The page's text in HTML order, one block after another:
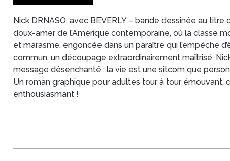
Nick DRNASO, avec BEVERLY– bande dessinée au titre
doux-amer de l’Amérique contemporaine, où la classe
et marasme, engoncée dans un paraître qui l’empêche
commun, un découpage extraordinairement maîtrisé,
message désenchanté : la vie est une sitcom que
Un roman graphique pour adultes tour à tour émouvant,
enthousiasmant !